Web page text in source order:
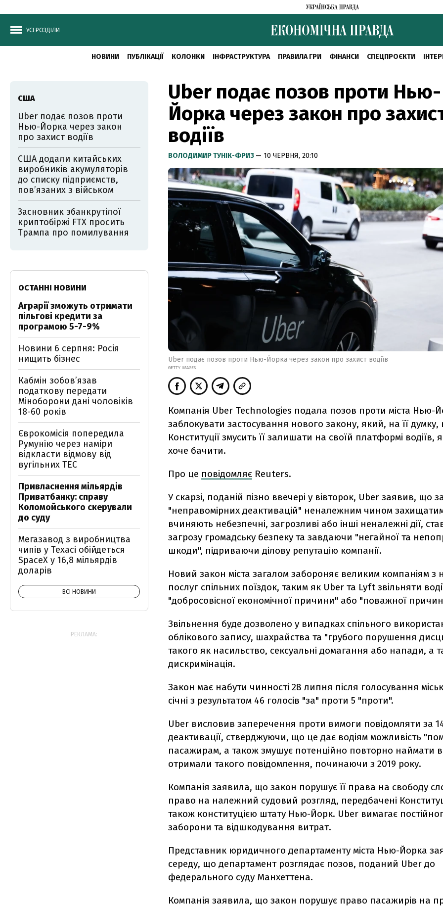
УСІ РОЗДІЛИ
НОВИНИ ПУБЛІКАЦІЇ КОЛОНКИ ІНФРАСТРУКТУРА ПРАВИЛА ГРИ ФІНАНСИ СПЕЦПРОЄКТИ
Uber подає позов проти Нью-
Йорка через закон про
водіїв
ВОЛОДИМИР ТУНІК-ФРИЗ — 10 ЧЕРВНЯ, 20:10
Uber подає позов проти Нью-Йорка через закон про захист водіїв
GETTY IMAGES
Компанія Uber Technologies подала позов проти міста Нью-
заблокувати застосування нового закону, який, на її думку,
Конституції змусить її залишати на своїй платформі водіїв,
хоче бачити.
Про це повідомляє Reuters.
У скарзі, поданій пізно ввечері у вівторок, Uber заявив, що
"неправомірних деактивацій" неналежним чином
вчиняють небезпечні, загрозливі або інші неналежні дії,
загрозу громадську безпеку та завдаючи "негайної та
шкоди", підриваючи ділову репутацію компанії.
Новий закон міста загалом забороняє великим компаніям з
послуг спільних поїздок, таким як Uber та Lyft звільняти
"добросовісної економічної причини" або "поважної
Звільнення буде дозволено у випадках спільного
облікового запису, шахрайства та "грубого порушення
такого як насильство, сексуальні домагання або напади, а
дискримінація.
Закон має набути чинності 28 липня після голосування
січні з результатом 46 голосів "за" проти 5 "проти".
Uber висловив заперечення проти вимоги повідомляти за
деактивації, стверджуючи, що це дає водіям можливість
пасажирам, а також змушує потенційно повторно наймати
отримали такого повідомлення, починаючи з 2019 року.
Компанія заявила, що закон порушує її права на свободу
право на належний судовий розгляд, передбачені
також конституцією штату Нью-Йорк. Uber вимагає
заборони та відшкодування витрат.
Представник юридичного департаменту міста Нью-Йорка
середу, що департамент розглядає позов, поданий Uber до
федерального суду Манхеттена.
Компанія заявила, що закон порушує право пасажирів на
США
Uber подає позов проти
Нью-Йорка через закон
про захист водіїв
США додали китайських
виробників акумуляторів
до списку підприємств,
пов’язаних з військом
Засновник збанкрутілої
криптобіржі FTX просить
Трампа про помилування
ОСТАННІ НОВИНИ
Аграрії зможуть отримати
пільгові кредити за
програмою 5-7-9%
Новини 6 серпня: Росія
нищить бізнес
Кабмін зобовʼязав
податкову передати
Міноборони дані чоловіків
18-60 років
Єврокомісія попередила
Румунію через наміри
відкласти відмову від
вугільних ТЕС
Привласнення мільярдів
Приватбанку: справу
Коломойського скерували
до суду
Мегазавод з виробництва
чипів у Техасі обійдеться
SpaceX у 16,8 мільярдів
доларів
ВСІ НОВИНИ
РЕКЛАМА: